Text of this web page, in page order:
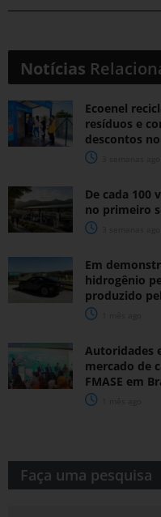
Notícias
Ecoenel
resíduos e
descontos
De cada 100
no primeiro
Em
hidrogênio
produzido
Autoridades
mercado de
FMASE em
Faça uma pesquisa​​